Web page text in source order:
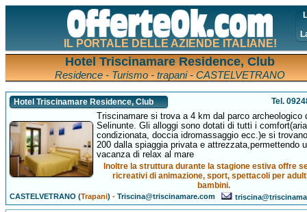
IL PORTALE DELLE AZIENDE ITALIANE!
Hotel Triscinamare Residence, Club
Residence - Turismo - trapani - CASTELVETRANO
Hotel Triscinamare Residence, Club Tel.
Triscinamare si trova a 4 km dal parco archeologico
Selinunte. Gli alloggi sono dotati di tutti i comfort(aria
condizionata, doccia idromassaggio ecc.)e si
200 dalla spiaggia privata e attrezzata,permettendo
vacanza di relax al mare
Inoltre la struttura durante la stagione estiva offre
ricreativi di animazione, sport, spettacoli per
bambini.
CASTELVETRANO (Trapani) -Triscina@triscinamare.com